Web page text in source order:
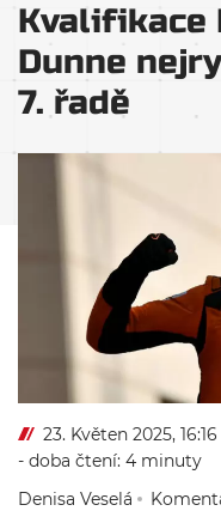
Kvalifikace
Dunne
7. řadě
23. Květen 2025, 16:16
- doba čtení: 4 minuty
Denisa Veselá